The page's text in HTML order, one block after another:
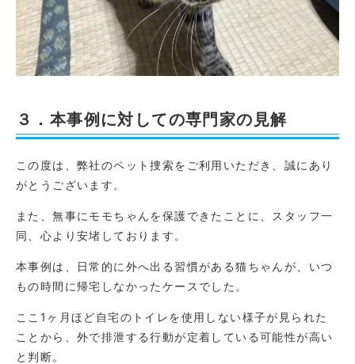
３．本事例に対しての専門家の見解
この度は、弊社のペット捜索をご利用いただき、誠にあり
がとうございます。
また、無事にモモちゃんを保護できたことに、スタッフ一
同、心より安堵しております。
本事例は、日常的に外へ出る習慣がある猫ちゃんが、いつ
もの時間に帰宅しなかったケースでした。
ここ1ヶ月ほど自宅のトイレを使用しない様子が見られた
ことから、外で排泄する行動が定着している可能性が高い
と判断。